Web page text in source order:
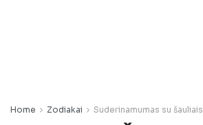
Home Zodiakai Suderinamumas su šauliais